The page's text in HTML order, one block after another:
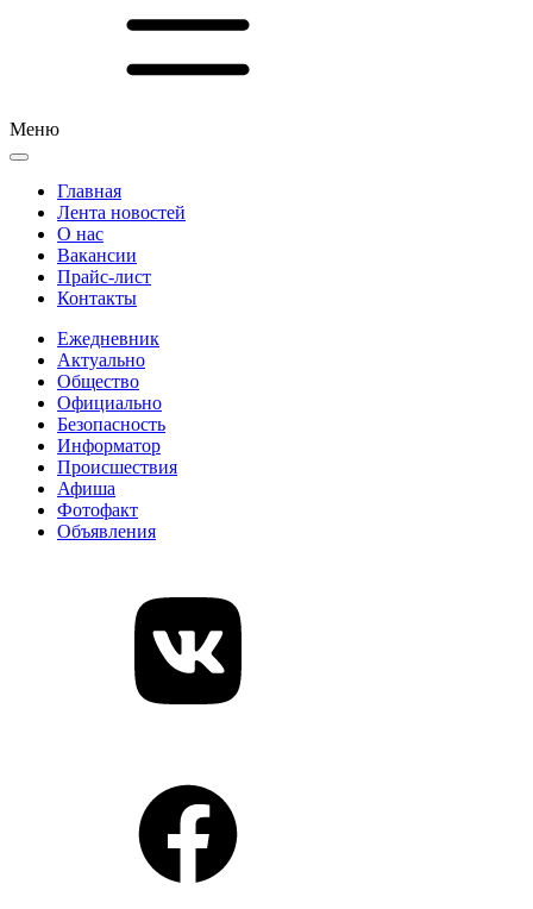
Меню
Главная
Лента новостей
О нас
Вакансии
Прайс-лист
Контакты
Ежедневник
Актуально
Общество
Официально
Безопасность
Информатор
Происшествия
Афиша
Фотофакт
Объявления